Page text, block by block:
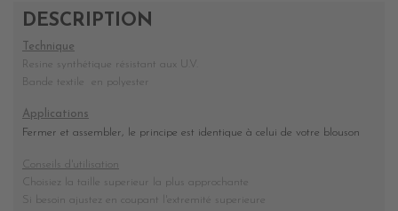
DESCRIPTION
Technique
Resine synthétique résistant aux U.V.
Bande textile en polyester
Applications
Fermer et assembler, le principe est identique à celui de votre blouson
Conseils d'utilisation
Choisiez la taille superieur la plus approchante
Si besoin ajustez en coupant l'extremité superieure